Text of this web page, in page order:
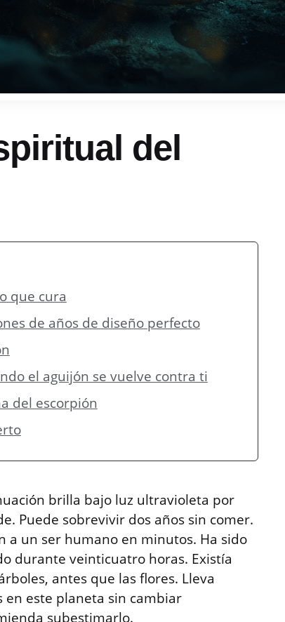
del
que cura
de años de diseño perfecto
el aguijón se vuelve contra ti
del escorpión
brilla bajo luz ultravioleta por
Puede sobrevivir dos años sin comer.
a un ser humano en minutos. Ha sido
durante veinticuatro horas. Existía
antes que las flores. Lleva
este planeta sin cambiar
subestimarlo.